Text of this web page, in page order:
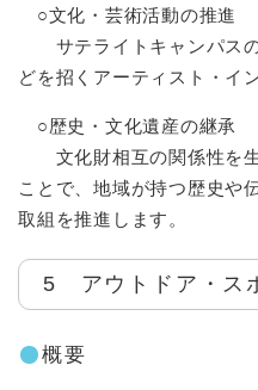
○文化・芸術活動の推進
サテライトキャンパスの
どを招くアーティスト・イ
○歴史・文化遺産の継承
文化財相互の関係性を生
ことで、地域が持つ歴史や
取組を推進します。
5 アウトドア・ス
概要